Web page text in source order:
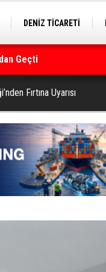
DENİZ TİCARETİ
Geçti
Fırtına Uyarısı